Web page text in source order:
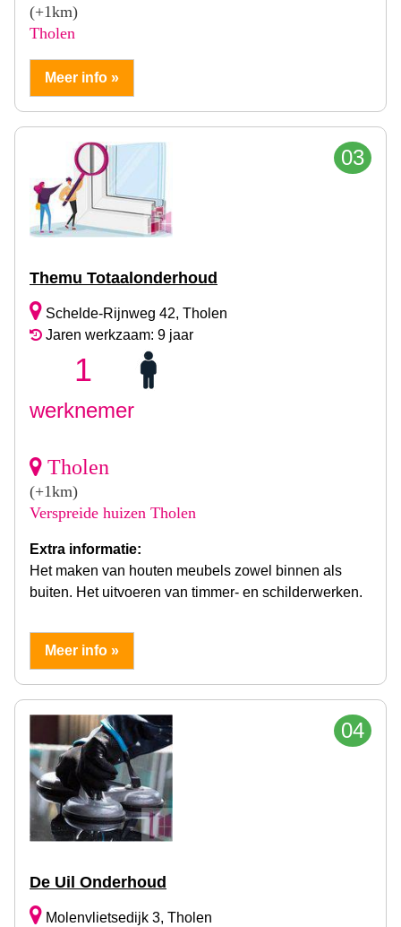
(+1km)
Tholen
Meer info »
03
Themu Totaalonderhoud
Schelde-Rijnweg 42, Tholen
Jaren werkzaam: 9 jaar
1
werknemer
Tholen
(+1km)
Verspreide huizen Tholen
Extra informatie:
Het maken van houten meubels zowel binnen als
buiten. Het uitvoeren van timmer- en schilderwerken.
Meer info »
04
De Uil Onderhoud
Molenvlietsedijk 3, Tholen